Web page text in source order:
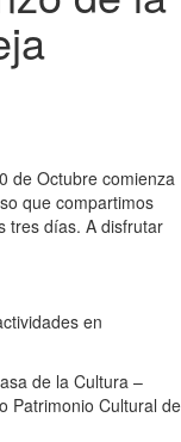
de Octubre comienza
que compartimos
tres días. A disfrutar
en
de la Cultura –
Patrimonio Cultural de